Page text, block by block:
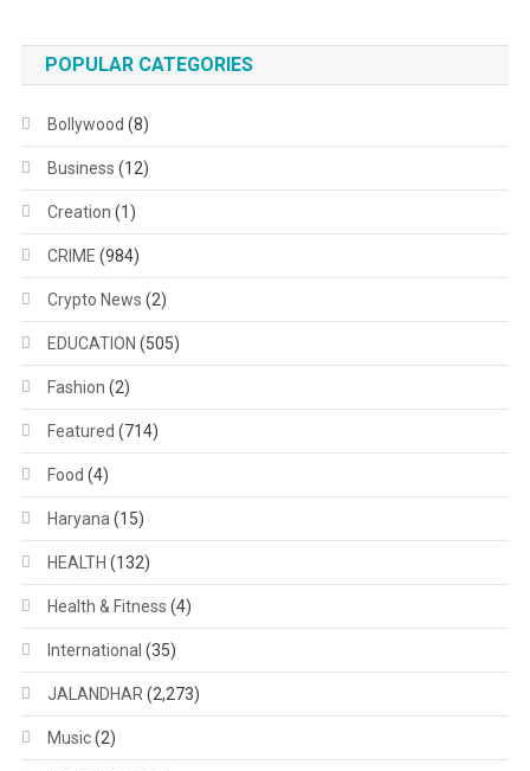
POPULAR CATEGORIES
Bollywood (8)
Business (12)
Creation (1)
CRIME (984)
Crypto News (2)
EDUCATION (505)
Fashion (2)
Featured (714)
Food (4)
Haryana(15)
HEALTH (132)
Health & Fitness (4)
International (35)
JALANDHAR(2,273)
Music(2)